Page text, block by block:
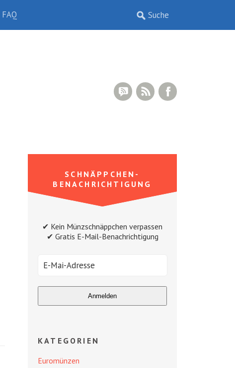
FAQ
RSS Feed
RSS Comments
SCHNÄPPCHEN-
BENACHRICHTIGUNG
✔ Kein Münzschnäppchen verpassen
✔ Gratis E-Mail-Benachrichtigung
KATEGORIEN
Euromünzen